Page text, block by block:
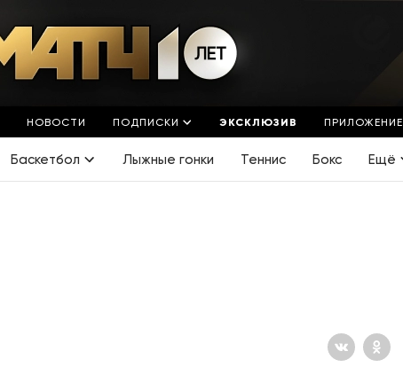
НОВОСТИ ПОДПИСКИ ЭКСКЛЮЗИВ ПРИЛОЖЕНИЕ
Баскетбол Лыжные гонки Теннис Бокс Ещё